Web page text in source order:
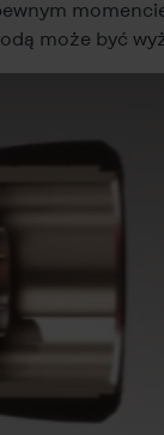
może być